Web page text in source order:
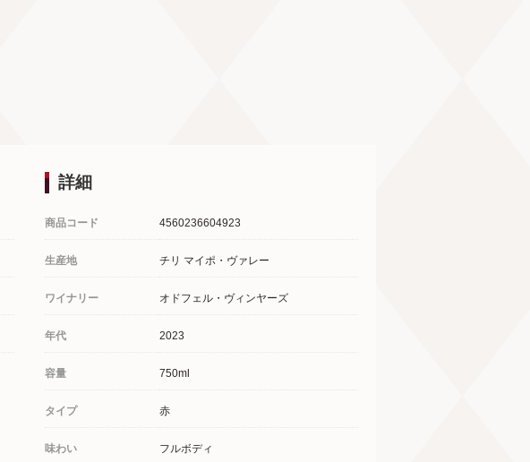
詳細
商品コード 4560236604923
生産地 チリ マイポ・ヴァレー
ワイナリー オドフェル・ヴィンヤーズ
年代 2023
容量 750ml
タイプ 赤
味わい フルボディ